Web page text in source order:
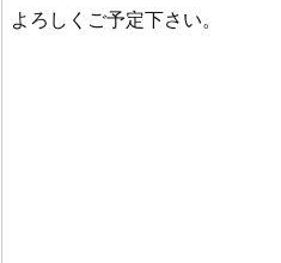
よろしくご予定下さい。